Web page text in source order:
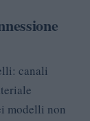
canali
modelli non